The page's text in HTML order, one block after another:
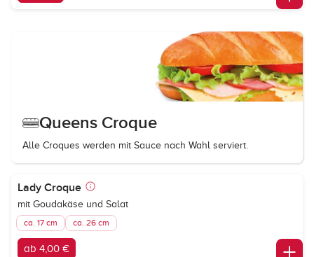
Queens Croque
Alle Croques werden mit Sauce nach Wahl serviert.
Lady Croque
mit Goudakäse und Salat
ca. 17 cm ca. 26 cm
ab 4,00 €